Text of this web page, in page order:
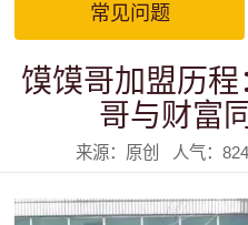
常见问题
馍馍哥加盟历
哥与财富
来源：原创 人气：